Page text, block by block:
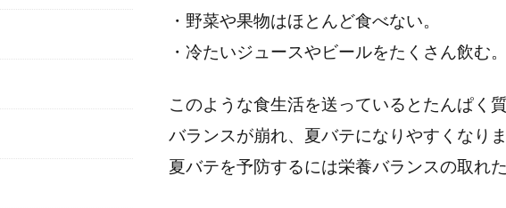
・野菜や果物はほとんど食べない。
・冷たいジュースやビールをたくさん飲む。
このような食生活を送っているとたんぱく
バランスが崩れ、夏バテになりやすくなりま
夏バテを予防するには栄養バランスの取れ